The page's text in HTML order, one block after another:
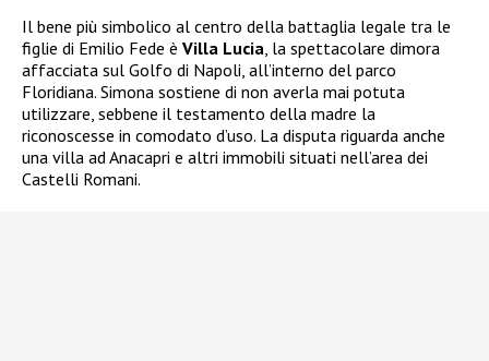
Il bene più simbolico al centro della battaglia legale tra le
figlie di Emilio Fede è Villa Lucia, la spettacolare dimora
affacciata sul Golfo di Napoli, all’interno del parco
Floridiana. Simona sostiene di non averla mai potuta
utilizzare, sebbene il testamento della madre la
riconoscesse in comodato d’uso. La disputa riguarda anche
una villa ad Anacapri e altri immobili situati nell’area dei
Castelli Romani.